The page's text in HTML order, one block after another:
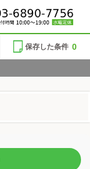
保存した条件 0